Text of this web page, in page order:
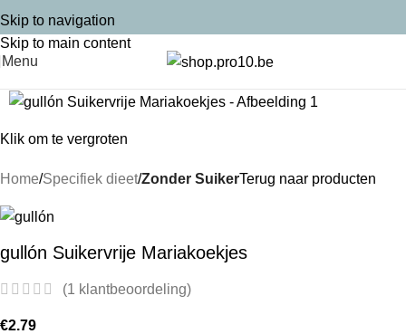
Skip to navigation
Skip to main content
Menu
Klik om te vergroten
Home Specifiek dieet Zonder SuikerTerug naar producten
gullón Suikervrije Mariakoekjes
(1 klantbeoordeling)
€2.79